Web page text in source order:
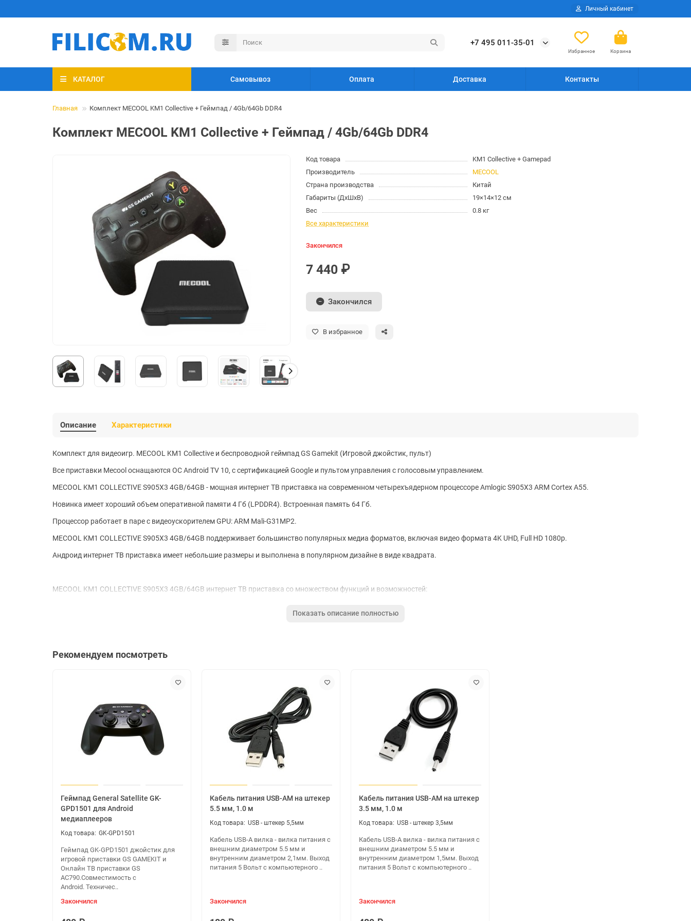
Личный кабинет
+7 495 011-35-01
Избранное Корзина
КАТАЛОГ Самовывоз Оплата Доставка Контакты
Главная Комплект MECOOL KM1 Collective + Геймпад / 4Gb/64Gb DDR4
Комплект MECOOL KM1 Collective + Геймпад / 4Gb/64Gb DDR4
Код товара
KM1 Collective + Gamepad
Производитель
MECOOL
Страна производства
Китай
Габариты (ДхШхВ)
19×14×12 см
Вес
0.8 кг
Все характеристики
Закончился
7 440 ₽
Закончился
В избранное
Описание Характеристики
Комплект для видеоигр. MECOOL KM1 Collective и беспроводной геймпад GS Gamekit (Игровой джойстик, пульт)
Все приставки Mecool оснащаются ОС Android TV 10, с сертификацией Google и пультом управления с голосовым управлением.
MECOOL KM1 COLLECTIVE S905X3 4GB/64GB - мощная интернет ТВ приставка на современном четырехъядерном процессоре Amlogic S905X3 ARM Cortex A55.
Новинка имеет хороший объем оперативной памяти 4 Гб (LPDDR4). Встроенная память 64 Гб.
Процессор работает в паре с видеоускорителем GPU: ARM Mali-G31MP2.
MECOOL KM1 COLLECTIVE S905X3 4GB/64GB поддерживает большинство популярных медиа форматов, включая видео формата 4K UHD, Full HD 1080p.
Андроид интернет ТВ приставка имеет небольшие размеры и выполнена в популярном дизайне в виде квадрата.
MECOOL KM1 COLLECTIVE S905X3 4GB/64GB интернет ТВ приставка со множеством функций и возможностей:
Мини ПК на Android TV 10. Доступ к Google Play коллекции приложений и контента.
Онлайн кинотеатр.
Поддержка видео общения Скайп и др. (При подключении внешней камеры с микрофоном).
Wi-Fi: IEEE 802,11 a/b/g/n, 2.4 GHz и 5 GHz.
Внешняя антенна Wi-Fi
Аппаратное декодирование 3D графики.
Возможности:
Поддержка подключения внешних USB HDD: FAT16 / FAT32 / NTFS.
Поддержка субтитров: SRT / SMI / SUB / SSA / IDX+USB.
Поддержка разрешения 2K*4K.
KODI.
Русский язык: Есть.
Программная клавиатура: Есть.
Медиа:
Показать описание полностью
Рекомендуем посмотреть
Геймпад General Satellite GK-
GPD1501 для Android
медиаплееров
GK-GPD1501
Геймпад GK-GPD1501 джойстик для
игровой приставки GS GAMEKIT и
Онлайн ТВ приставки GS
AC790.Совместимость с
Android. Техничес..
Закончился
Кабель питания USB-AM на штекер
5.5 мм, 1.0 м
USB - штекер 5,5мм
Кабель USB-A вилка - вилка питания с
внешним диаметром 5.5 мм и
внутренним диаметром 2,1мм. Выход
питания 5 Вольт с компьютерного ..
Закончился
Кабель питания USB-AM на штекер
3.5 мм, 1.0 м
USB - штекер 3,5мм
Кабель USB-A вилка - вилка питания с
внешним диаметром 5.5 мм и
внутренним диаметром 1,5мм. Выход
питания 5 Вольт с компьютерного ..
Закончился